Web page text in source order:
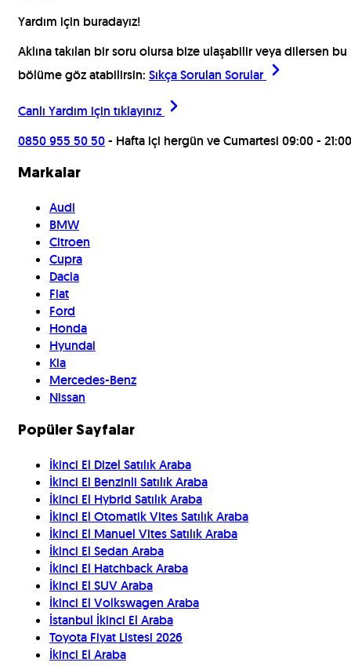
Yardım için buradayız!
Aklına takılan bir soru olursa bize ulaşabilir veya dilersen bu
bölüme göz atabilirsin: Sıkça Sorulan Sorular
Canlı Yardım için tıklayınız
0850 955 50 50- Hafta içi hergün ve Cumartesi 09:00 - 21:00
Markalar
Audi
BMW
Citroen
Cupra
Dacia
Fiat
Ford
Honda
Hyundai
Kia
Mercedes-Benz
Nissan
Popüler Sayfalar
İkinci El Dizel Satılık Araba
İkinci El Benzinli Satılık Araba
İkinci El Hybrid Satılık Araba
İkinci El Otomatik Vites Satılık Araba
İkinci El Manuel Vites Satılık Araba
İkinci El Sedan Araba
İkinci El Hatchback Araba
İkinci El SUV Araba
İkinci El Volkswagen Araba
İstanbul İkinci El Araba
Toyota Fiyat Listesi 2026
İkinci El Araba